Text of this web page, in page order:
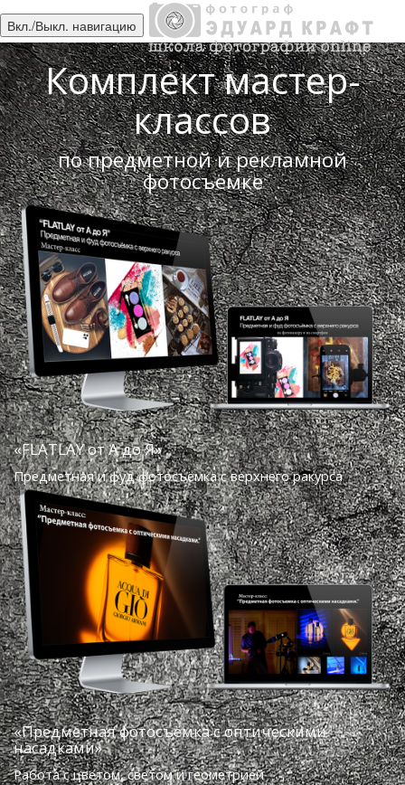
Вкл./Выкл. навигацию
Комплект мастер-
классов
по предметной и рекламной
фотосъёмке
«FLATLAY от А до Я»
Предметная и фуд фотосъёмка с верхнего ракурса
«Предметная фотосъёмка с оптическими
насадками»
Работа с цветом, светом и геометрией